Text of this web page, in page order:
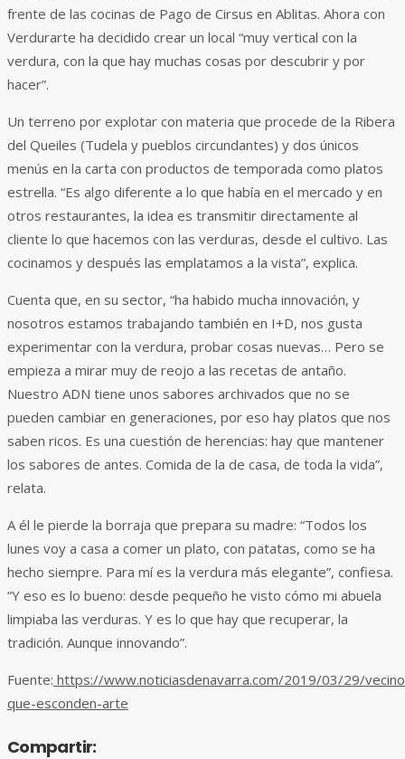
frente de las cocinas de Pago de Cirsus en Ablitas. Ahora con
Verdurarte ha decidido crear un local “muy vertical con la
verdura, con la que hay muchas cosas por descubrir y por
hacer”.
Un terreno por explotar con materia que procede de la Ribera
del Queiles (Tudela y pueblos circundantes) y dos únicos
menús en la carta con productos de temporada como platos
estrella. “Es algo diferente a lo que había en el mercado y en
otros restaurantes, la idea es transmitir directamente al
cliente lo que hacemos con las verduras, desde el cultivo. Las
cocinamos y después las emplatamos a la vista”, explica.
Cuenta que, en su sector, “ha habido mucha innovación, y
nosotros estamos trabajando también en I+D, nos gusta
experimentar con la verdura, probar cosas nuevas… Pero se
empieza a mirar muy de reojo a las recetas de antaño.
Nuestro ADN tiene unos sabores archivados que no se
pueden cambiar en generaciones, por eso hay platos que nos
saben ricos. Es una cuestión de herencias: hay que mantener
los sabores de antes. Comida de la de casa, de toda la vida”,
relata.
A él le pierde la borraja que prepara su madre: “Todos los
lunes voy a casa a comer un plato, con patatas, como se ha
hecho siempre. Para mí es la verdura más elegante”, confiesa.
“Y eso es lo bueno: desde pequeño he visto cómo mi abuela
limpiaba las verduras. Y es lo que hay que recuperar, la
tradición. Aunque innovando”.
Fuente: https://www.noticiasdenavarra.com/2019/03/29/
que-esconden-arte
Compartir: